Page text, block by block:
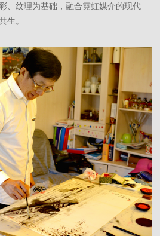
、纹理为基础，融合霓虹媒介的现代
生。